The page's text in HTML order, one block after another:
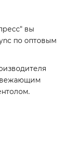
вы
по оптовым